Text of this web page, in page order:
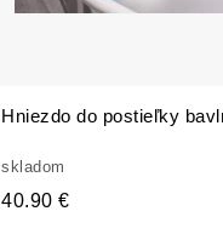
Hniezdo do postieľky
skladom
40.90 €